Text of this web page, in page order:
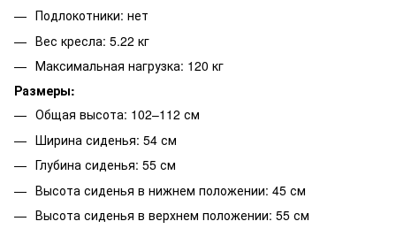
Подлокотники: нет
Вес кресла: 5.22 кг
Максимальная нагрузка: 120 кг
Размеры:
Общая высота: 102–112 см
Ширина сиденья: 54 см
Глубина сиденья: 55 см
Высота сиденья в нижнем положении: 45 см
Высота сиденья в верхнем положении: 55 см